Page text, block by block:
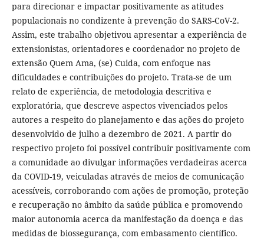
para direcionar e impactar positivamente as atitudes
populacionais no condizente à prevenção do SARS-CoV-2.
Assim, este trabalho objetivou apresentar a experiência de
extensionistas, orientadores e coordenador no projeto de
extensão Quem Ama, (se) Cuida, com enfoque nas
dificuldades e contribuições do projeto. Trata-se de um
relato de experiência, de metodologia descritiva e
exploratória, que descreve aspectos vivenciados pelos
autores a respeito do planejamento e das ações do projeto
desenvolvido de julho a dezembro de 2021. A partir do
respectivo projeto foi possível contribuir positivamente com
a comunidade ao divulgar informações verdadeiras acerca
da COVID-19, veiculadas através de meios de comunicação
acessíveis, corroborando com ações de promoção, proteção
e recuperação no âmbito da saúde pública e promovendo
maior autonomia acerca da manifestação da doença e das
medidas de biossegurança, com embasamento científico.